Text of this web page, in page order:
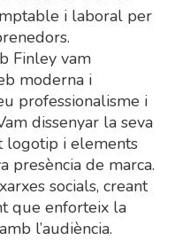
i laboral per
Finley vam
moderna i
professionalisme i
dissenyar la seva
logotip i elements
presència de marca.
socials, creant
que enforteix la
l’audiència.